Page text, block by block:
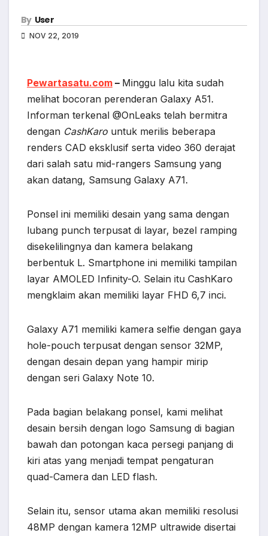
By User
NOV 22, 2019
Pewartasatu.com – Minggu lalu kita sudah
melihat bocoran perenderan Galaxy A51.
Informan terkenal @OnLeaks telah bermitra
dengan CashKaro untuk merilis beberapa
renders CAD eksklusif serta video 360 derajat
dari salah satu mid-rangers Samsung yang
akan datang, Samsung Galaxy A71.
Ponsel ini memiliki desain yang sama dengan
lubang punch terpusat di layar, bezel ramping
disekelilingnya dan kamera belakang
berbentuk L. Smartphone ini memiliki tampilan
layar AMOLED Infinity-O. Selain itu CashKaro
mengklaim akan memiliki layar FHD 6,7 inci.
Galaxy A71 memiliki kamera selfie dengan gaya
hole-pouch terpusat dengan sensor 32MP,
dengan desain depan yang hampir mirip
dengan seri Galaxy Note 10.
Pada bagian belakang ponsel, kami melihat
desain bersih dengan logo Samsung di bagian
bawah dan potongan kaca persegi panjang di
kiri atas yang menjadi tempat pengaturan
quad-Camera dan LED flash.
Selain itu, sensor utama akan memiliki resolusi
48MP dengan kamera 12MP ultrawide disertai